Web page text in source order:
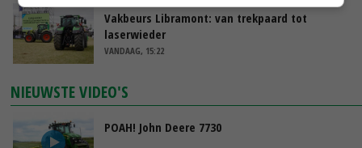
Vakbeurs Libramont: van trekpaard tot
laserwieder
VANDAAG, 15:22
NIEUWSTE VIDEO'S
POAH! John Deere 7730